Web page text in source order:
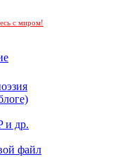
с миром!
и др.
файл